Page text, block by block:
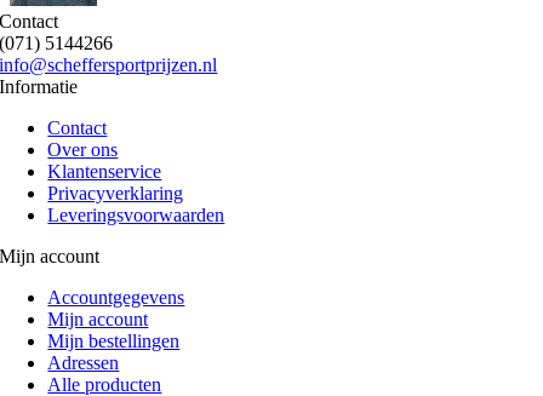
Contact
(071) 5144266
info@scheffersportprijzen.nl
Informatie
Contact
Over ons
Klantenservice
Privacyverklaring
Leveringsvoorwaarden
Mijn account
Accountgegevens
Mijn account
Mijn bestellingen
Adressen
Alle producten